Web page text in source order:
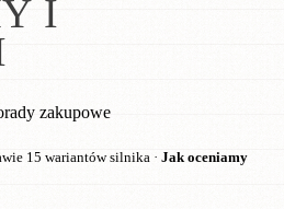
I
zakupowe
15 wariantów silnika · Jak oceniamy